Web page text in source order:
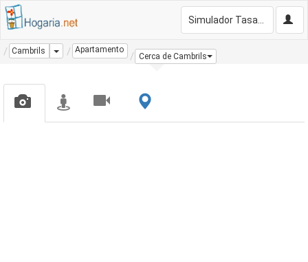
Cambrils Dropdown
Apartamento
Cerca de Cambrils